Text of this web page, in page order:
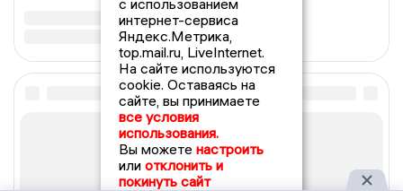
с использованием
интернет-сервиса
Яндекс.Метрика,
top.mail.ru, LiveInternet.
На сайте используются
cookie. Оставаясь на
сайте, вы принимаете
все условия
использования.
Вы можете настроить
или отклонить и
покинуть сайт